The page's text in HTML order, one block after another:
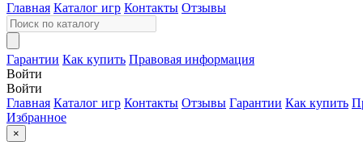
Главная Каталог игр Контакты Отзывы
Гарантии Как купить Правовая информация
Войти
Войти
Главная Каталог игр Контакты Отзывы Гарантии Как купить
Избранное
×